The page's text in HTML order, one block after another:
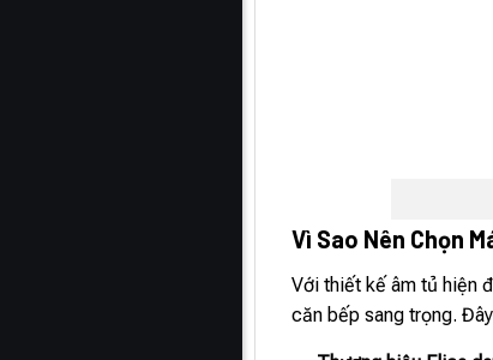
Vì Sao Nên Chọn
Với thiết kế âm tủ hiện
căn bếp sang trọng.